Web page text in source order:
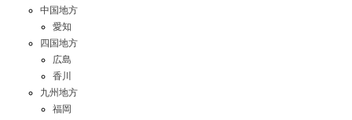
中国地方
愛知
四国地方
広島
香川
九州地方
福岡